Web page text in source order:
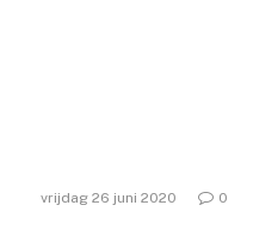
vrijdag 26 juni 2020 0